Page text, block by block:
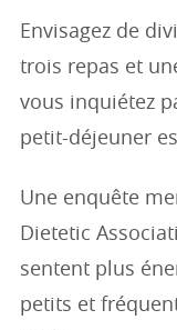
Envisagez de
trois repas et
vous inquiétez
petit-déjeuner
Une enquête
Dietetic
sentent plus
petits et